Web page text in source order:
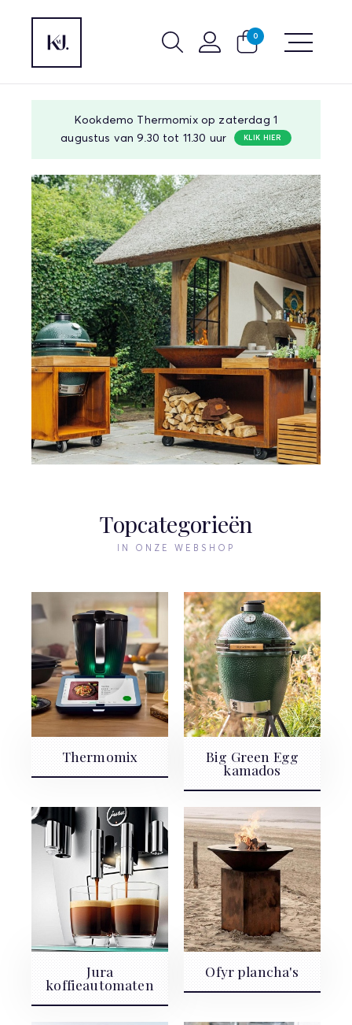
0
Kookdemo Thermomix op zaterdag 1
augustus van 9.30 tot 11.30 uur
KLIK HIER
Topcategorieën
IN ONZE WEBSHOP
Thermomix Big Green Egg
kamados
Jura
koffieautomaten
Ofyr plancha's